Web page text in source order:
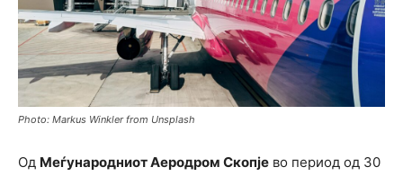
Photo: Markus Winkler from Unsplash
Од Меѓународниот Аеродром Скопје во период од 30